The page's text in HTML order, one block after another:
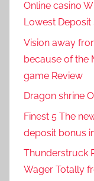
Online casino
Lowest
Vision away
because of the
game Review
Dragon shrine
Finest 5 The
deposit bonus
Thunderstruck
Wager Totally